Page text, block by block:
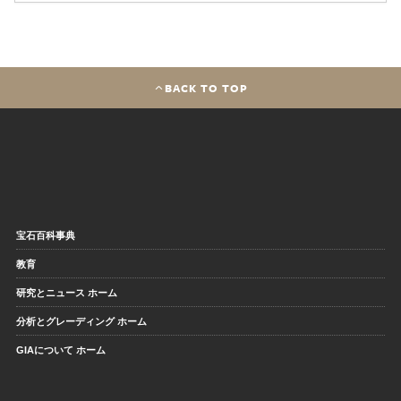
BACK TO TOP
宝石百科事典
教育
研究とニュース ホーム
分析とグレーディング ホーム
GIAについて ホーム